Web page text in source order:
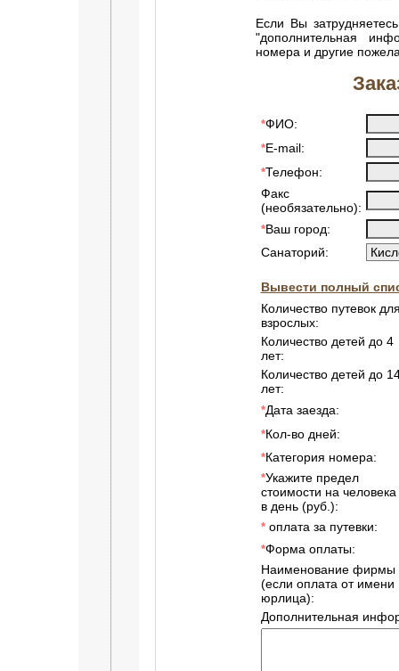
Если Вы
"дополнительная
номера и другие
*ФИО:
*E-mail:
*Телефон:
Факс
(необязательно):
*Ваш город:
Санаторий:
Вывести полный
Количество путевок
взрослых:
Количество детей до 4
лет:
Количество детей до
лет:
*Дата заезда:
*Кол-во дней:
*Категория номера:
*Укажите предел
стоимости на человека
в день (руб.):
*оплата за путевки:
*Форма оплаты:
Наименование фирмы
(если оплата от имени
юрлица):
Дополнительная